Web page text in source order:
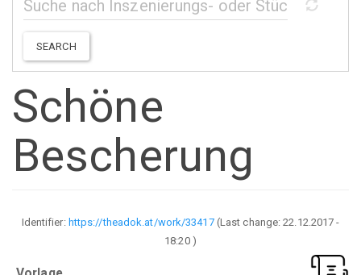
SEARCH
Schöne
Bescherung
Identifier: https://theadok.at/work/33417(Last change:22.12.2017 -
18:20)